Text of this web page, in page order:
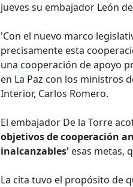
jueves su embajador León
'Con el nuevo marco
precisamente esta
una cooperación de apoyo
en La Paz con los ministros
Interior, Carlos Romero.
El embajador De la Torre
objetivos de cooperación
inalcanzables' esas metas,
La cita tuvo el propósito de